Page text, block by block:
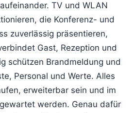
TV und WLAN
die Konferenz- und
zuverlässig präsentieren,
Gast, Rezeption und
schützen Brandmeldung und
Personal und Werte. Alles
erweiterbar sein und im
werden. Genau dafür